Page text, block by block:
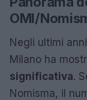
OMI/
Negli ultimi
Milano ha
significativa.
Nomisma, il